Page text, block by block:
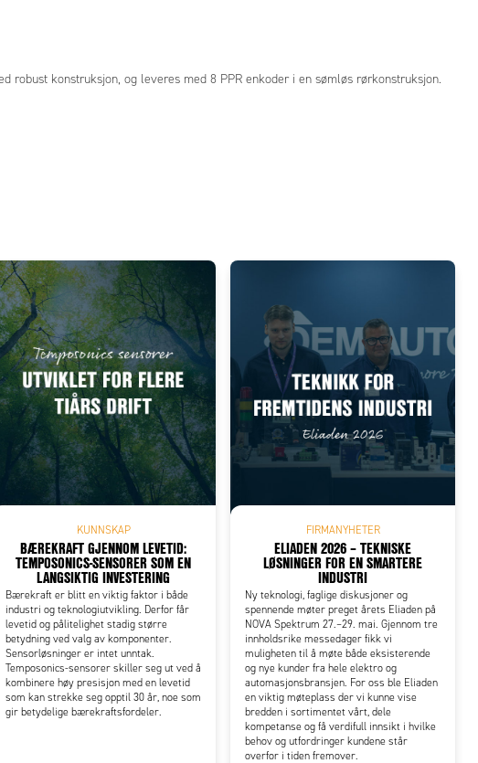
konstruksjon, og leveres med 8 PPR enkoder i en sømløs rørkonstruksjon.
KUNNSKAP
BÆREKRAFT GJENNOM LEVETID:
TEMPOSONICS-SENSORER SOM EN
LANGSIKTIG INVESTERING
Bærekraft er blitt en viktig faktor i både
industri og teknologiutvikling. Derfor får
levetid og pålitelighet stadig større
betydning ved valg av komponenter.
Sensorløsninger er intet unntak.
Temposonics-sensorer skiller seg ut ved å
kombinere høy presisjon med en levetid
som kan strekke seg opptil 30 år, noe som
gir betydelige bærekraftsfordeler.
FIRMANYHETER
ELIADEN 2026 – TEKNISKE
LØSNINGER FOR EN SMARTERE
INDUSTRI
Ny teknologi, faglige diskusjoner og
spennende møter preget årets Eliaden på
NOVA Spektrum 27.–29. mai. Gjennom tre
innholdsrike messedager fikk vi
muligheten til å møte både eksisterende
og nye kunder fra hele elektro og
automasjonsbransjen. For oss ble Eliaden
en viktig møteplass der vi kunne vise
bredden i sortimentet vårt, dele
kompetanse og få verdifull innsikt i hvilke
behov og utfordringer kundene står
overfor i tiden fremover.